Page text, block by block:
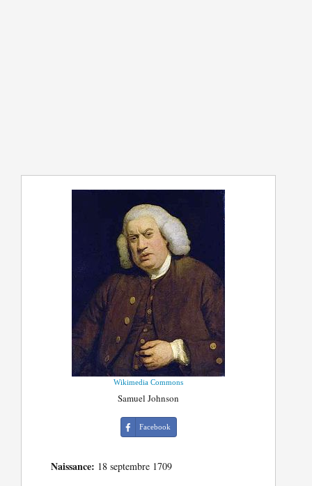
Wikimedia Commons
Samuel Johnson
Facebook
Naissance: 18 septembre 1709